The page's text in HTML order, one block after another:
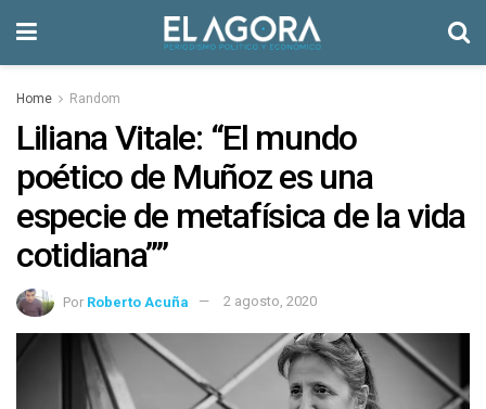
Home Random
Liliana Vitale: “El mundo
poético de Muñoz es una
especie de metafísica de la vida
cotidiana””
Por Roberto Acuña 2 agosto, 2020